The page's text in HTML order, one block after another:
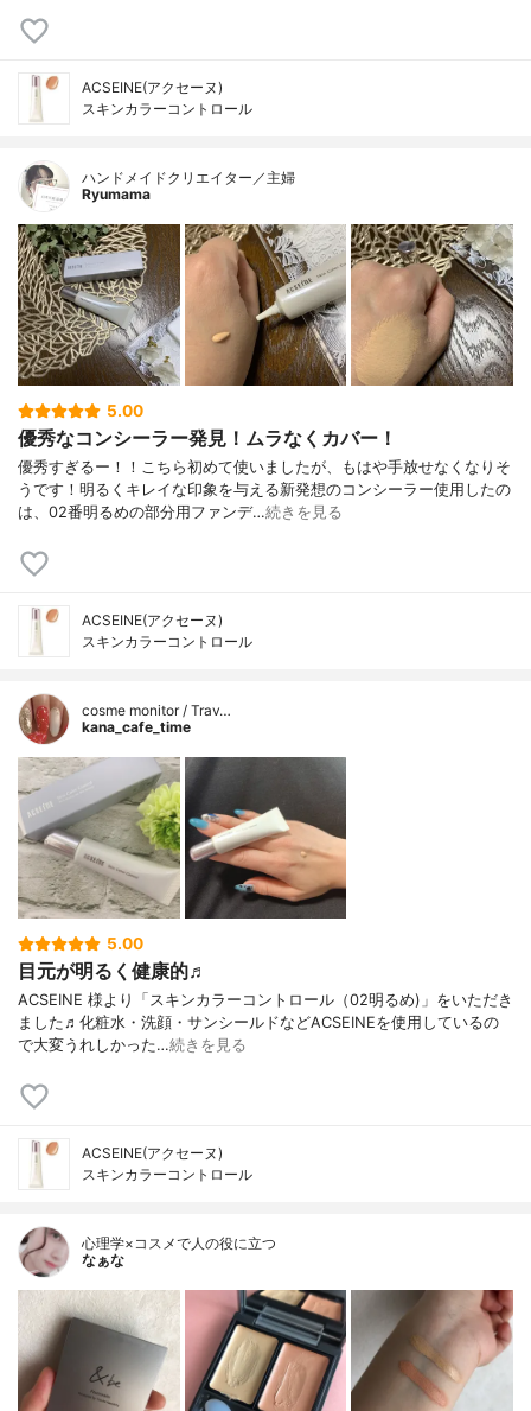
ACSEINE(アクセーヌ)
スキンカラーコントロール
ハンドメイドクリエイター／主婦
Ryumama
5.00
優秀なコンシーラー発見！ムラなくカバー！
優秀すぎるー！！こちら初めて使いましたが、もはや手放せなくなりそ
うです！明るくキレイな印象を与える新発想のコンシーラー使用したの
は、02番明るめの部分用ファンデ…続きを見る
ACSEINE(アクセーヌ)
スキンカラーコントロール
cosme monitor / Trav…
kana_cafe_time
5.00
目元が明るく健康的♬
ACSEINE 様より「スキンカラーコントロール（02明るめ)」をいただき
ました♬化粧水・洗顔・サンシールドなどACSEINEを使用しているの
で大変うれしかった…続きを見る
ACSEINE(アクセーヌ)
スキンカラーコントロール
心理学×コスメで人の役に立つ
なぁな